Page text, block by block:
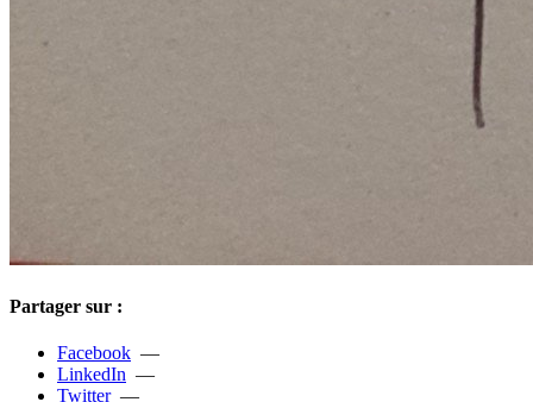
Partager sur :
Facebook —
LinkedIn —
Twitter—